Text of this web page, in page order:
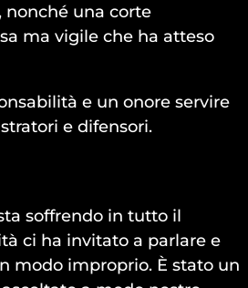
nonché una corte
ma vigile che ha atteso
e un onore servire
e difensori.
soffrendo in tutto il
ci ha invitato a parlare e
modo improprio. È stato un